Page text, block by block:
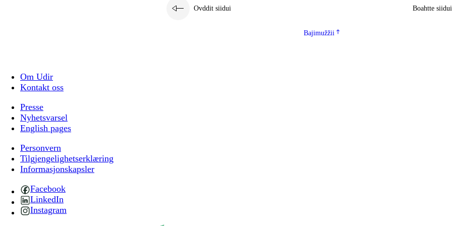
Ovddit siidui Boahtte siidui
Bajimužžii
Om Udir
Kontakt oss
Presse
Nyhetsvarsel
English pages
Personvern
Tilgjengelighetserklæring
Informasjonskapsler
Facebook
LinkedIn
Instagram